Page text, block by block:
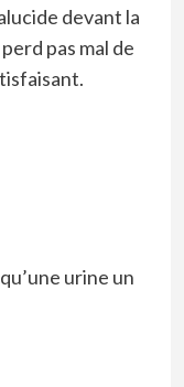
devant la
pas mal de
urine un